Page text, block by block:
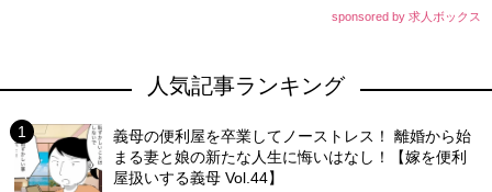
sponsored by 求人ボックス
人気記事ランキング
義母の便利屋を卒業してノーストレス！ 離婚から始
まる妻と娘の新たな人生に悔いはなし！【嫁を便利
屋扱いする義母 Vol.44】